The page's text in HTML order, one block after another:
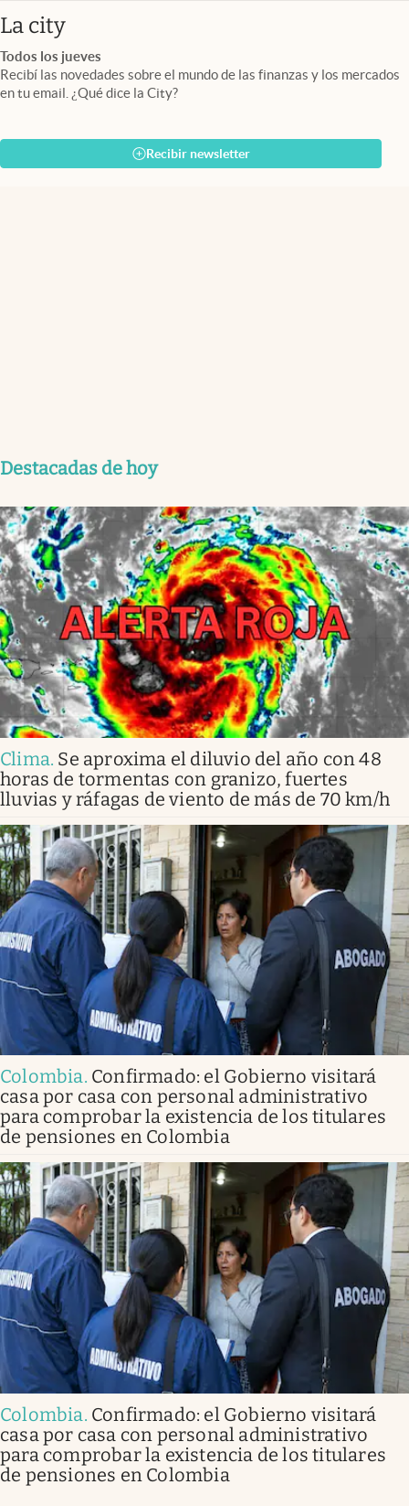
La cityabre en nueva pestaña
Todos los jueves
Recibí las novedades sobre el mundo de las finanzas y los mercados
en tu email. ¿Qué dice la City?
Recibir newsletter
Destacadas de hoy
Clima. Se aproxima el diluvio del año con 48
horas de tormentas con granizo, fuertes
lluvias y ráfagas de viento de más de 70 km/h
Colombia. Confirmado: el Gobierno visitará
casa por casa con personal administrativo
para comprobar la existencia de los titulares
de pensiones en Colombia
Colombia. Confirmado: el Gobierno visitará
casa por casa con personal administrativo
para comprobar la existencia de los titulares
de pensiones en Colombia